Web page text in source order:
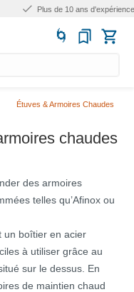
Étuves & Armoires Chaudes
chaudes
des armoires
telles qu’Afinox ou
un boîtier en acier
à utiliser grâce au
sur le dessus. En
de maintien chaud